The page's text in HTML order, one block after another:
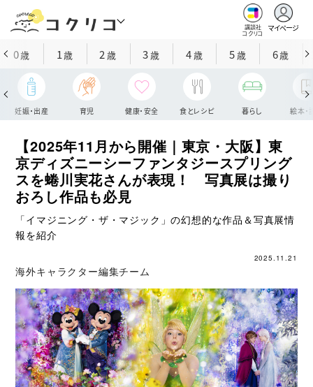
講談社
コクリコ
マイページ
0歳 1歳 2 歳 3歳 4歳 5歳 6歳
妊娠・出産 育児 健康・安全 食とレシピ 暮らし 絵本・
【2025年11月から開催｜東京・大阪】東
京ディズニーシーファンタジースプリング
スを蜷川実花さんが表現！ 写真展は撮り
おろし作品も必見
「イマジニング・ザ・マジック」の幻想的な作品＆写真展情
報を紹介
2025.11.21
海外キャラクター編集チーム